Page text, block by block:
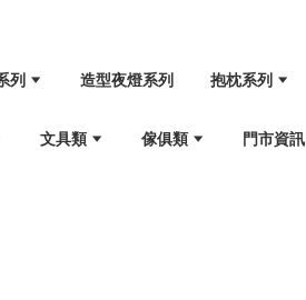
列 造型夜燈系列 抱枕系列
文具類 傢俱類 門市資訊